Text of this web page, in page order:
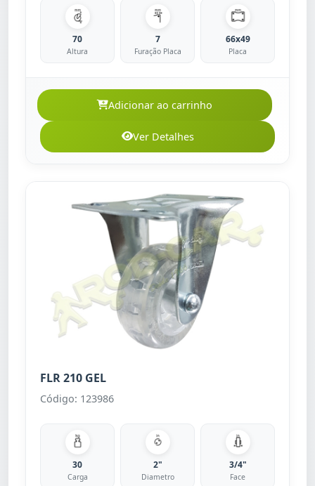
70
Altura
7
Furação Placa
66x49
Placa
Adicionar ao carrinho
Ver Detalhes
FLR 210 GEL
Código: 123986
30
Carga
2"
Diametro
3/4"
Face